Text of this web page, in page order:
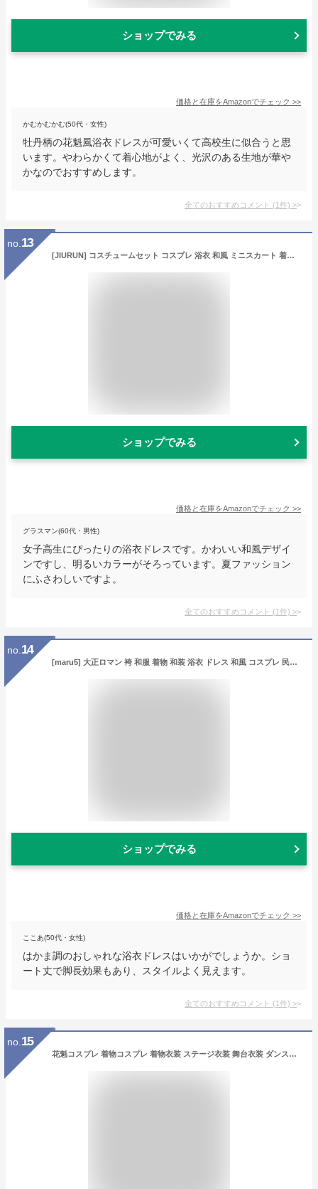
ショップでみる
価格と在庫をAmazonでチェック >>
かむかむかむ(50代・女性)
牡丹柄の花魁風浴衣ドレスが可愛いくて高校生に似合うと思
います。やわらかくて着心地がよく、光沢のある生地が華や
かなのでおすすめします。
全てのおすすめコメント (1件) >
no. 13
[JIURUN] コスチュームセット コスプレ 浴衣 和風 ミニスカート 着物 和服 ワンピース ロリータ 長袖 ゴスロリ コスプレ 森ガール ロリータ 大きいサイズ ドレス 女装 服 cosplay lolita ゴシック 原宿 かわいい 撮影 ハロウィン コスチューム セット (オレンジ)
ショップでみる
価格と在庫をAmazonでチェック >>
グラスマン(60代・男性)
女子高生にぴったりの浴衣ドレスです。かわいい和風デザイ
ンですし、明るいカラーがそろっています。夏ファッション
にふさわしいですよ。
全てのおすすめコメント (1件) >
no. 14
[maru5] 大正ロマン 袴 和服 着物 和装 浴衣 ドレス 和風 コスプレ 民族衣装 レディース ショート 椿柄 大人用 女装 アクセサリー付き 黒 ブラック Lサイズ
ショップでみる
価格と在庫をAmazonでチェック >>
ここあ(50代・女性)
はかま調のおしゃれな浴衣ドレスはいかがでしょうか。ショ
ート丈で脚長効果もあり、スタイルよく見えます。
全てのおすすめコメント (1件) >
no. 15
花魁コスプレ 着物コスプレ 着物衣装 ステージ衣装 舞台衣装 ダンス衣装 イベント衣装 入場衣装 インタビュー 芸能人衣装 2色使い ひざ丈着物ドレス